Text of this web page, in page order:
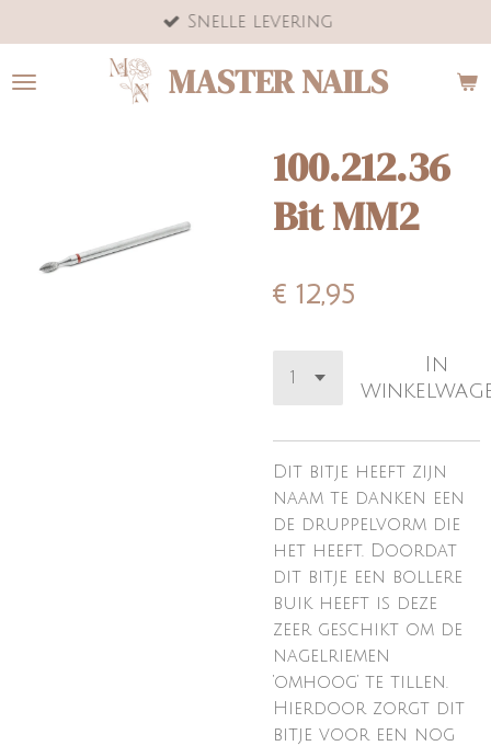
direct
naar
MASTER NAILS
Snelle levering
100.212.36
Bit MM2
€ 12,95
In
Dit bitje heeft zijn
naam te danken een
de druppelvorm die
het heeft. Doordat
dit bitje een bollere
buik heeft is deze
zeer geschikt om de
nagelriemen
‘omhoog’ te tillen.
Hierdoor zorgt dit
bitje voor een nog